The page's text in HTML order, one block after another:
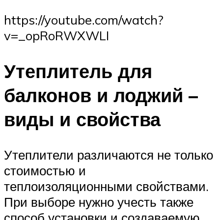
https://youtube.com/watch?
v=_opRoRWXWLI
Утеплитель для
балконов и лоджий –
виды и свойства
Утеплители различаются не только
стоимостью и
теплоизоляционными свойствами.
При выборе нужно учесть также